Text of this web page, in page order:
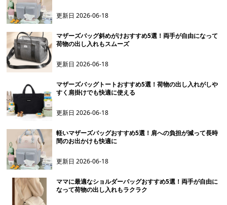
更新日2026-06-18
マザーズバッグ斜めがけおすすめ5選！両手が自由になって
荷物の出し入れもスムーズ
更新日2026-06-18
マザーズバッグトートおすすめ5選！荷物の出し入れがしや
すく肩掛けでも快適に使える
更新日2026-06-18
軽いマザーズバッグおすすめ5選！肩への負担が減って長時
間のお出かけも快適に
更新日2026-06-18
ママに最適なショルダーバッグおすすめ5選！両手が自由に
なって荷物の出し入れもラクラク